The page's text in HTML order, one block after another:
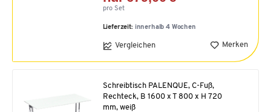
pro Set
Lieferzeit: innerhalb 4 Wochen
Vergleichen Merken
Schreibtisch PALENQUE, C-Fuß,
Rechteck, B 1600 x T 800 x H 720
mm, weiß